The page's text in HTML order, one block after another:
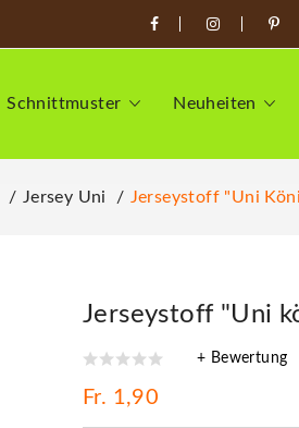
Schnittmuster Neuheiten
Jersey Uni Jerseystoff "Uni
Jerseystoff "Uni
+ Bewertung
Fr. 1,90